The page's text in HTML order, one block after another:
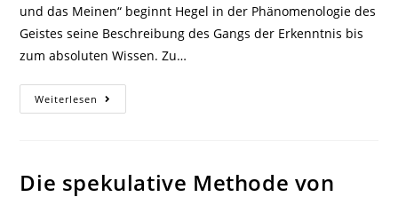
und das Meinen“ beginnt Hegel in der Phänomenologie des
Geistes seine Beschreibung des Gangs der Erkenntnis bis
zum absoluten Wissen. Zu…
Weiterlesen Interpretationen
Von
–
Die
Die spekulative Methode von